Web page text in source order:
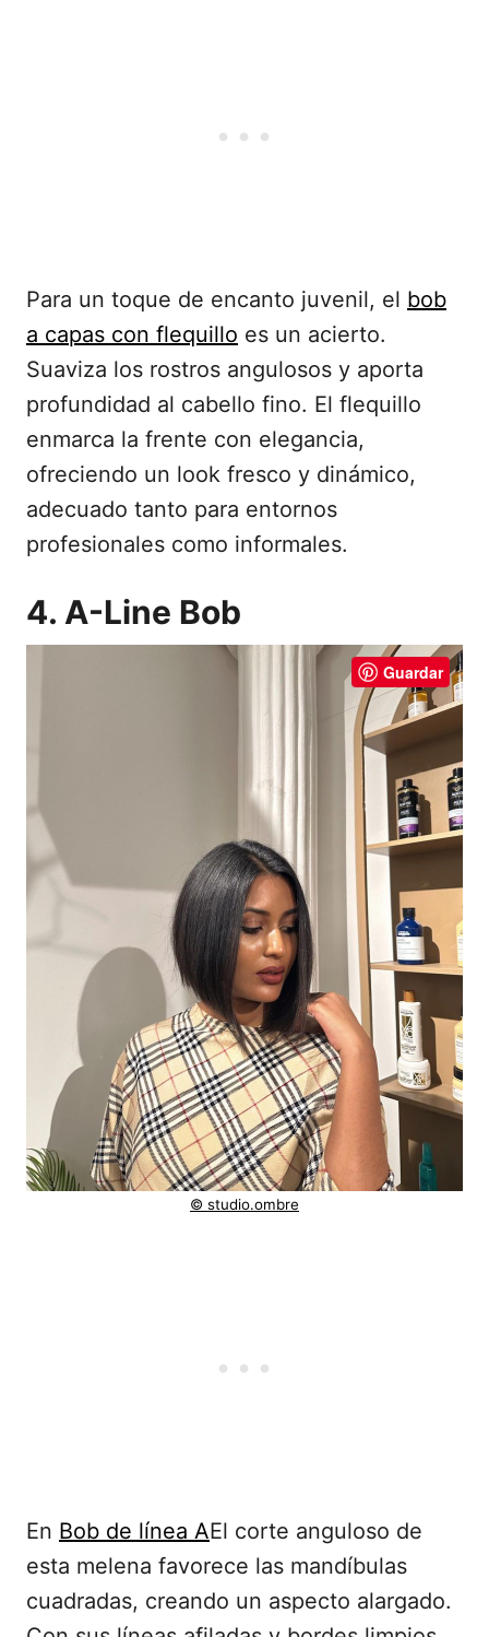
Para un toque de encanto juvenil, el bob
a capas con flequillo es un acierto.
Suaviza los rostros angulosos y aporta
profundidad al cabello fino. El flequillo
enmarca la frente con elegancia,
ofreciendo un look fresco y dinámico,
adecuado tanto para entornos
profesionales como informales.
4. A-Line Bob
Guardar
© studio.ombre
En Bob de línea AEl corte anguloso de
esta melena favorece las mandíbulas
cuadradas, creando un aspecto alargado.